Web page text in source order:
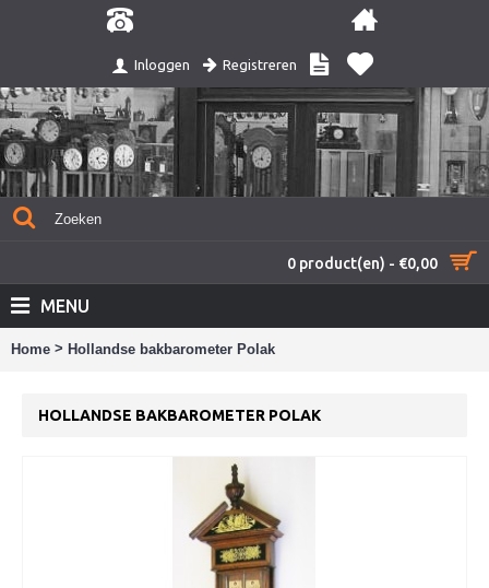
Inloggen Registreren
0 product(en) - €0,00
MENU
Home > Hollandse bakbarometer Polak
HOLLANDSE BAKBAROMETER POLAK